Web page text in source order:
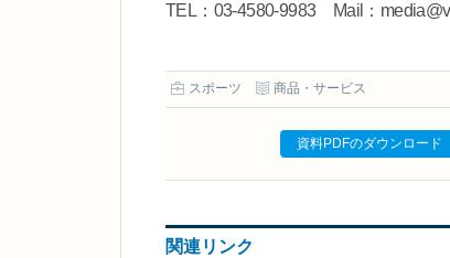
TEL：03-4580-9983 Mail：
スポーツ 商品・サービス
資料PDFのダウンロード
関連リンク